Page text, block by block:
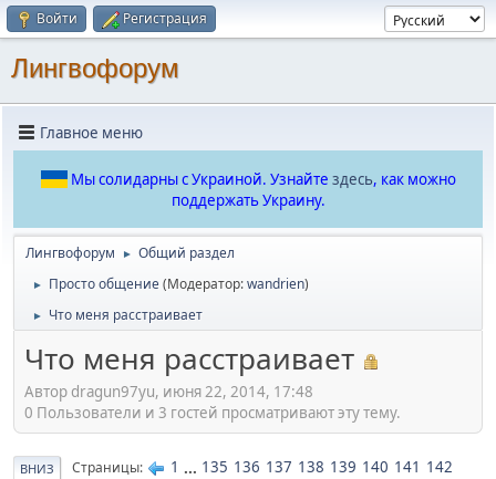
Войти Регистрация
Лингвофорум
Главное меню
Мы солидарны с Украиной. Узнайте здесь, как можно
поддержать Украину.
Лингвофорум ► Общий раздел
► Просто общение(Модератор:wandrien)
► Что меня расстраивает
Что меня расстраивает
Автор dragun97yu, июня 22, 2014, 17:48
0 Пользователи и 3 гостей просматривают эту тему.
ВНИЗ Страницы 1 ... 135 136 137 138 139 140 141 142